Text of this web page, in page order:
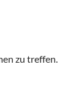
zu treffen.